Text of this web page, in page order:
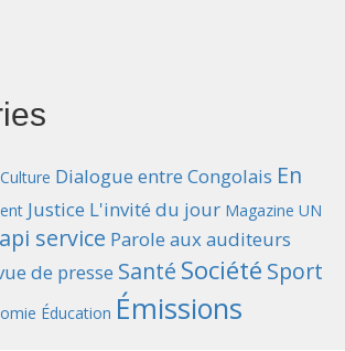
Culture Dialogue entre Congolais En
Justice L'invité du jour Magazine UN
service Parole aux auditeurs
de presse Santé Société Sport
Éducation Émissions